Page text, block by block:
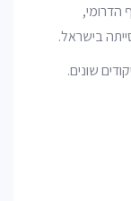
הדרומי,
בישראל.